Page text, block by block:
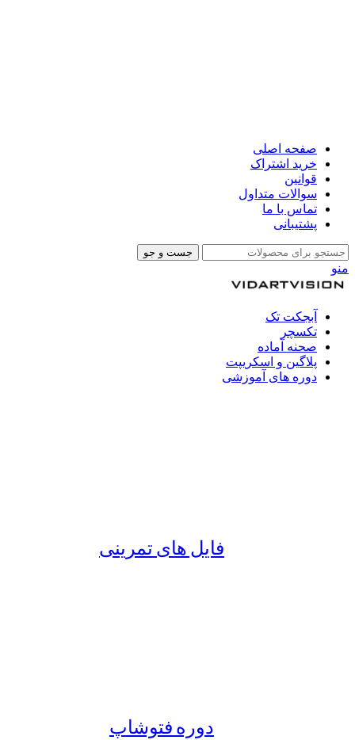
صفحه اصلی
خرید اشتراک
قوانین
سوالات متداول
تماس با ما
پشتیبانی
جست و جو
منو
آبجکت تک
تکسچر
صحنه آماده
پلاگین و اسکریپت
دوره های آموزشی
فایل های تمرینی
دوره فتوشاپ